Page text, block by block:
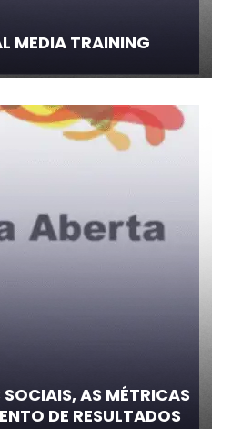
MEDIA TRAINING
SOCIAIS, AS MÉTRICAS
DE RESULTADOS